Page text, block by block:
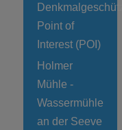
Point of
Interest (POI)
Holmer
Mühle -
Wassermühle
an der Seeve